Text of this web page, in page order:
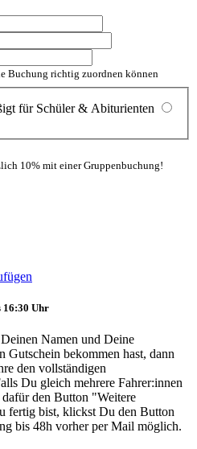
Buchung richtig zuordnen können
für Schüler & Abiturienten
10% mit einer Gruppenbuchung!
16:30 Uhr
Namen und Deine
Gutschein bekommen hast, dann
den vollständigen
Du gleich mehrere Fahrer:innen
den Button "Weitere
fertig bist, klickst Du den Button
bis 48h vorher per Mail möglich.